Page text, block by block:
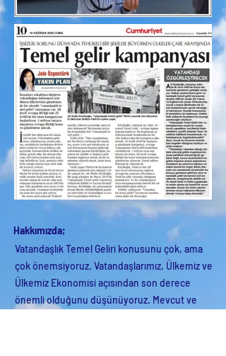
Vatandaşlık Temel Geliri konusunu çok, ama
çok önemsiyoruz. Vatandaşlarımız, Ülkemiz ve
Ülkemiz Ekonomisi açısından son derece
önemli olduğunu düşünüyoruz. Mevcut ve
Hakkımızda;